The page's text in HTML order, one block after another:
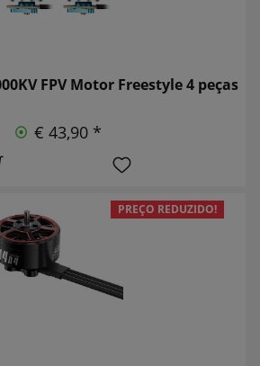
FPV Motor Freestyle 4 peças
€ 43,90 *
PREÇO REDUZIDO!